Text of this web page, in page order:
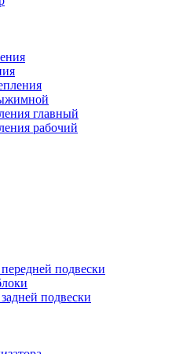
главный
рабочий
подвески
подвески